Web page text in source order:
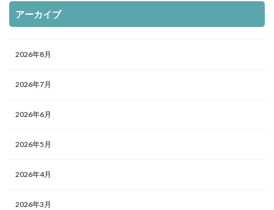
アーカイブ
2026年8月
2026年7月
2026年6月
2026年5月
2026年4月
2026年3月